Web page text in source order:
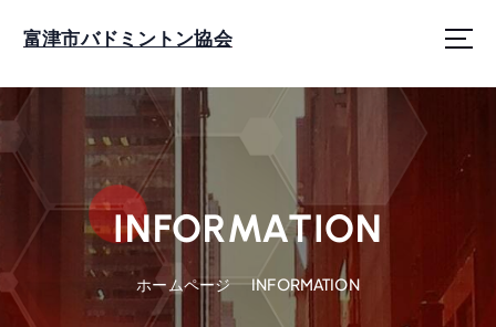
ン
富津市バドミントン協会
INFORMATION
ホームページ INFORMATION